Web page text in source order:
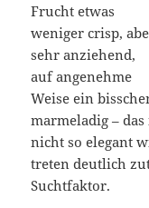
Frucht etwas
weniger crisp,
sehr anziehend,
auf angenehme
Weise ein
marmeladig –
nicht so elegant
treten deutlich
Suchtfaktor.